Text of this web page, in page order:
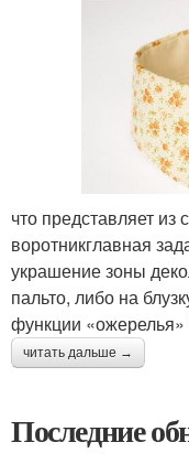
что представляет
воротникглавная
украшение зоны
пальто, либо на
функции «ожерелья»
читать дальше →
Последние